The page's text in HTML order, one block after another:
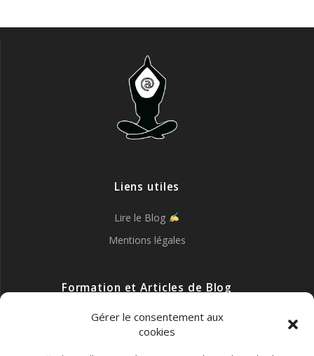
Gérer le consentement aux
cookies
Liens utiles
Lire le Blog
Mentions légales
Formation et Articles de Blog
Formation Gratuite Tunnel de vente